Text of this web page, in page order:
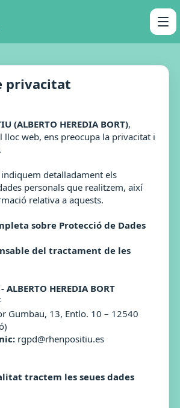
privacitat
(ALBERTO HEREDIA BORT),
lloc web, ens preocupa la privacitat i
detalladament els
personals que realitzem, així
relativa a aquests.
sobre Protecció de Dades
del tractament de les
ALBERTO HEREDIA BORT
Gumbau, 13, Entlo. 10 – 12540
rgpd@rhenpositiu.es
tractem les seues dades